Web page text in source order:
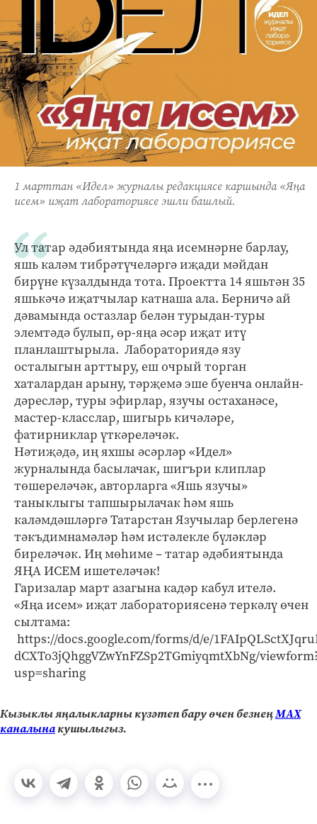
1 марттан «Идел» журналы редакциясе каршында «Яңа
исем» иҗат лабораториясе эшли башлый.
Ул татар әдәбиятында яңа исемнәрне барлау,
яшь каләм тибрәтүчеләргә иҗади мәйдан
бирүне күзалдында тота. Проектта 14 яшьтән 35
яшькәчә иҗатчылар катнаша ала. Берничә ай
дәвамында остазлар белән турыдан-туры
элемтәдә булып, өр-яңа әсәр иҗат итү
планлаштырыла. Лабораториядә язу
осталыгын арттыру, еш очрый торган
хаталардан арыну, тәрҗемә эше буенча онлайн-
дәресләр, туры эфирлар, язучы остаханәсе,
мастер-класслар, шигырь кичәләре,
фатирниклар үткәреләчәк.
Нәтиҗәдә, иң яхшы әсәрләр «Идел»
журналында басылачак, шигъри клиплар
төшереләчәк, авторларга «Яшь язучы»
таныклыгы тапшырылачак һәм яшь
каләмдәшләргә Татарстан Язучылар берлегенә
тәкъдимнамәләр һәм истәлекле бүләкләр
биреләчәк. Иң мөһиме – татар әдәбиятында
ЯҢА ИСЕМ ишетеләчәк!
Гаризалар март азагына кадәр кабул ителә.
«Яңа исем» иҗат лабораториясенә теркәлү өчен
сылтама:
https://docs.google.com/forms/d/e/
dCXTo3jQhggVZwYnFZSp2TGmiyqmtXbNg/
usp=sharing
Кызыклы яңалыкларны күзәтеп бару өчен безнеңМАХ
каналынакушылыгыз.